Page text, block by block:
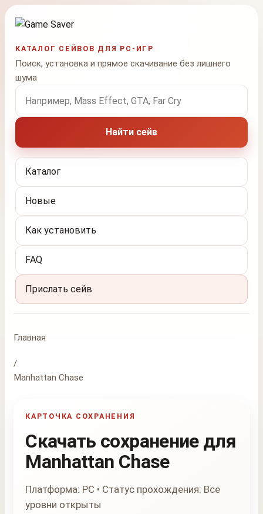
КАТАЛОГ СЕЙВОВ ДЛЯ PC-ИГР
Поиск, установка и прямое скачивание без лишнего
шума
Поиск по названию игры
Найти сейв
Каталог
Новые
Как установить
FAQ
Прислать сейв
Главная
/
Manhattan Chase
КАРТОЧКА СОХРАНЕНИЯ
Скачать сохранение для
Manhattan Chase
Платформа: PC • Статус прохождения: Все
уровни открыты